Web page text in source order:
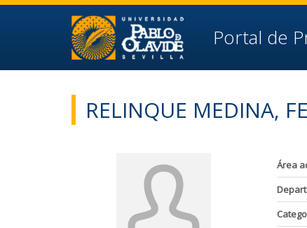
Ir al contenido principal de la página (alt + s)
Ir a la cabecera de la página (alt + c)
Ir al pie de la página (alt + p)
Ir al menú principal (alt + u)
Portal de
RELINQUE MEDINA,
Área